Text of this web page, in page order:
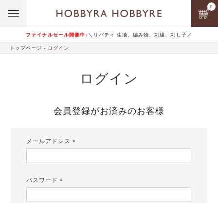
ファイナルセール開催中♪ ＼リバティ 生地、編み物、刺繍、刺し子／
0
トップページ ログイン
ログイン
会員登録がお済みのお客様
メールアドレス
パスワード